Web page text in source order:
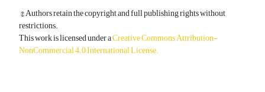
© Authors retain the copyright and full publishing rights without
restrictions.
This work is licensed under aCreative Commons Attribution-
NonCommercial 4.0 International License.